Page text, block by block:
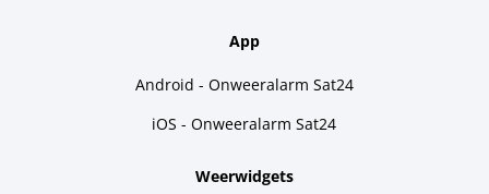
App
Android - Onweeralarm Sat24
iOS - Onweeralarm Sat24
Weerwidgets